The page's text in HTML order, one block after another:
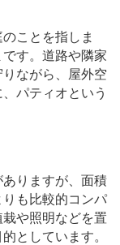
ことを指しま
す。道路や隣家
ながら、屋外空
パティオという
りますが、面積
も比較的コンパ
や照明などを置
としています。